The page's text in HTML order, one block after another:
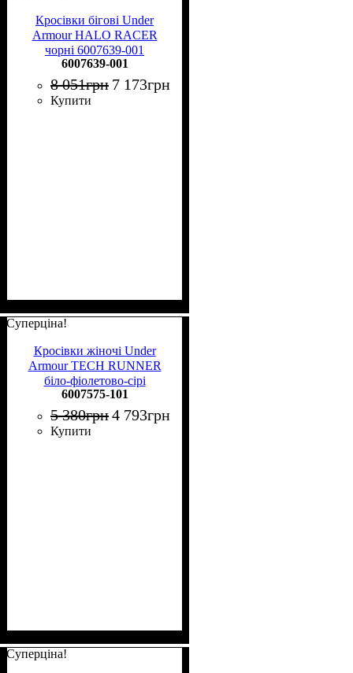
Кросівки бігові Under
Armour HALO RACER
чорні 6007639-001
6007639-001
8 051грн 7 173грн
Купити
Суперціна!
Кросівки жіночі Under
Armour TECH RUNNER
біло-фіолетово-сірі
6007575-101
6007575-101
5 380грн4 793грн
Купити
Суперціна!